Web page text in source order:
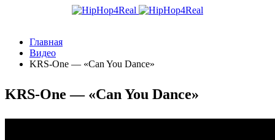
Главная
Видео
KRS-One — «Can You Dance»
KRS-One — «Can You Dance»